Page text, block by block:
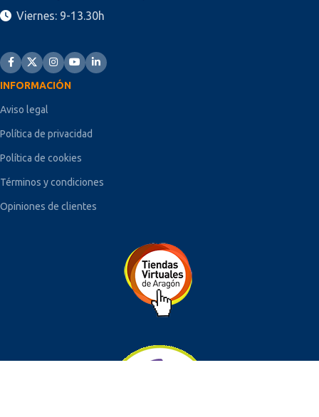
Viernes: 9-13.30h
INFORMACIÓN
Aviso legal
Política de privacidad
Política de cookies
Términos y condiciones
Opiniones de clientes